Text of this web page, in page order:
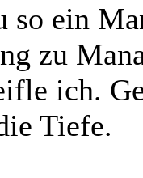
so ein
zu
ich.
Tiefe.